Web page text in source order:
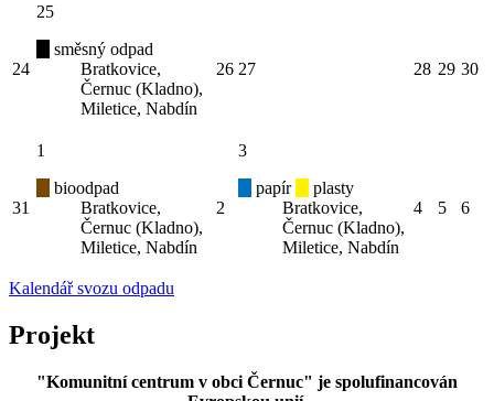
24
25
směsný odpad
Bratkovice,
Černuc (Kladno),
Miletice, Nabdín
26 27 28 29 30
31
1
bioodpad
Bratkovice,
Černuc (Kladno),
Miletice, Nabdín
2
3
papír
plasty
Bratkovice,
Černuc (Kladno),
Miletice, Nabdín
4 5 6
Kalendář svozu odpadu
Projekt
"Komunitní centrum v obci Černuc" je spolufinancován